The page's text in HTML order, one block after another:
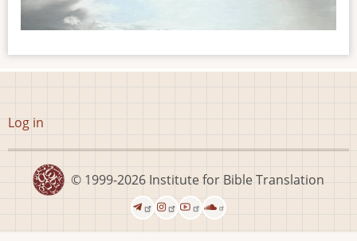
User
menu
Log in
© 1999-2026 Institute for Bible Translation